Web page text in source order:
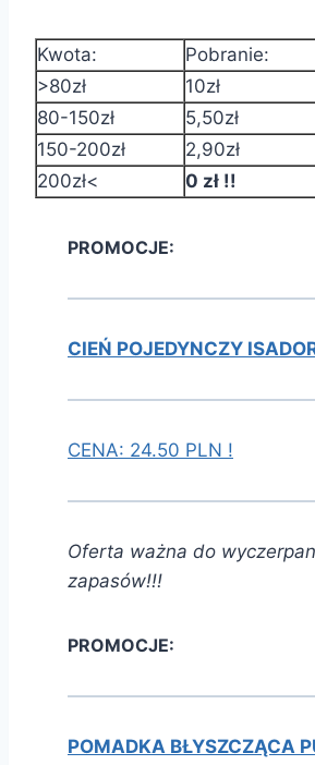
Kwota: Pobranie:
>80zł
10zł
80-150zł
5,50zł
150-200zł
2,90zł
200zł<
0 zł !!
PROMOCJE:
CIEŃ POJEDYNCZY
CENA: 24.50 PLN !
Oferta ważna do
zapasów!!!
PROMOCJE:
POMADKA BŁYSZCZĄCA